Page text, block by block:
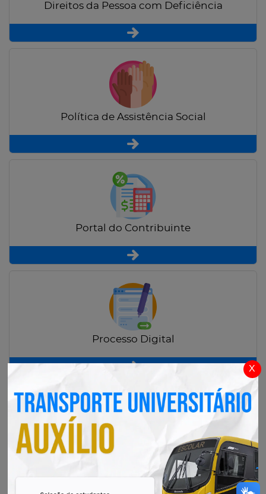
x
Direitos da Pessoa com Deficiência
Política de Assistência Social
Portal do Contribuinte
Processo Digital
Radar Transparência Pública